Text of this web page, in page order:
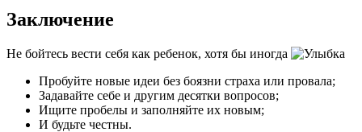
Заключение
Не бойтесь вести себя как ребенок, хотя бы иногда
Пробуйте новые идеи без боязни страха или провала;
Задавайте себе и другим десятки вопросов;
Ищите пробелы и заполняйте их новым;
И будьте честны.